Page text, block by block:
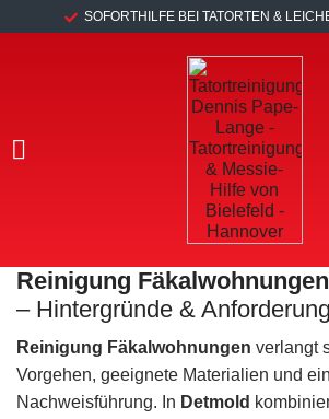
SOFORTHILFE BEI TATORTEN &
Reinigung Fäkalwohnungen
– Hintergründe &
Reinigung Fäkalwohnungen verlangt
Vorgehen, geeignete Materialien und
Nachweisführung. In Detmold